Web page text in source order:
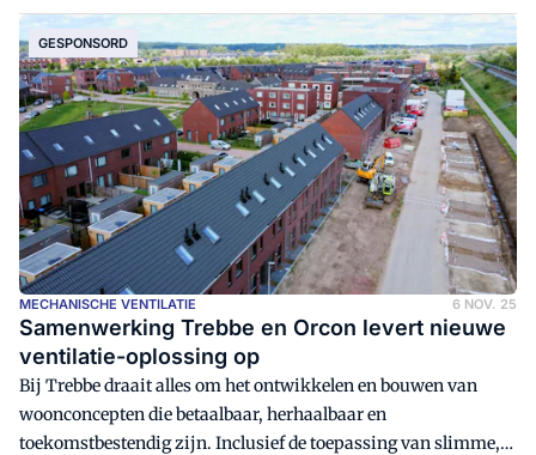
GESPONSORD
MECHANISCHE VENTILATIE 6 NOV. 25
Samenwerking Trebbe en Orcon levert nieuwe
ventilatie-oplossing op
Bij Trebbe draait alles om het ontwikkelen en bouwen van
woonconcepten die betaalbaar, herhaalbaar en
toekomstbestendig zijn. Inclusief de toepassing van slimme,